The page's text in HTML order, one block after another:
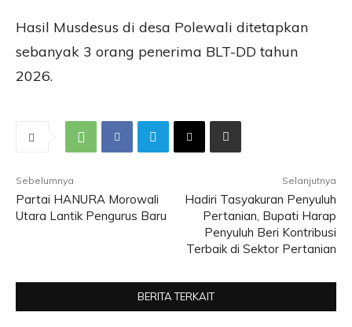
Hasil Musdesus di desa Polewali ditetapkan
sebanyak 3 orang penerima BLT-DD tahun
2026.
Sebelumnya
Partai HANURA Morowali
Utara Lantik Pengurus Baru
Selanjutnya
Hadiri Tasyakuran Penyuluh
Pertanian, Bupati Harap
Penyuluh Beri Kontribusi
Terbaik di Sektor Pertanian
BERITA TERKAIT